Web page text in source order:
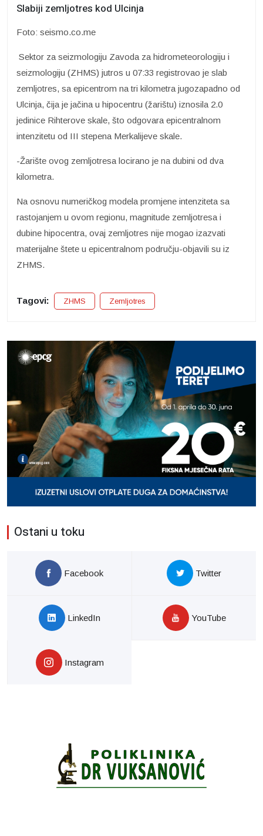
Slabiji zemljotres kod Ulcinja
Foto: seismo.co.me
Sektor za seizmologiju Zavoda za hidrometeorologiju i
seizmologiju (ZHMS) jutros u 07:33 registrovao je slab
zemljotres, sa epicentrom na tri kilometra jugozapadno od
Ulcinja, čija je jačina u hipocentru (žarištu) iznosila 2.0
jedinice Rihterove skale, što odgovara epicentralnom
intenzitetu od III stepena Merkalijeve skale.
-Žarište ovog zemljotresa locirano je na dubini od dva
kilometra.
Na osnovu numeričkog modela promjene intenziteta sa
rastojanjem u ovom regionu, magnitude zemljotresa i
dubine hipocentra, ovaj zemljotres nije mogao izazvati
materijalne štete u epicentralnom području-objavili su iz
ZHMS.
Tagovi: ZHMS Zemljotres
Ostani u toku
Facebook Twitter
LinkedIn YouTube
Instagram